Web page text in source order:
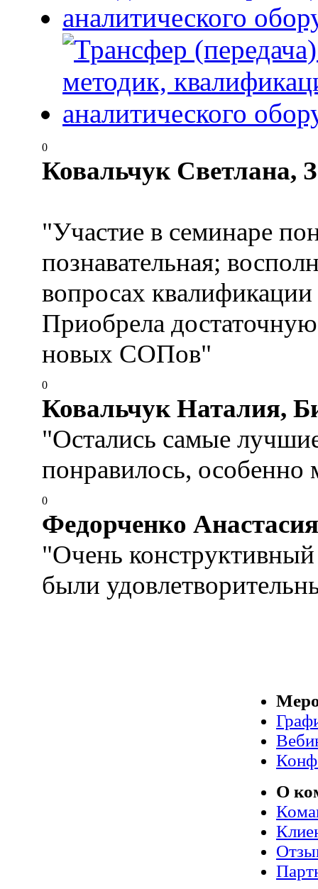
0
Ковальчук Светлана,
"Участие в семинаре
познавательная;
вопросах
Приобрела
новых СОПов"
0
Ковальчук Наталия,
"Остались самые
понравилось, особенно
0
Федорченко
"Очень
были
О